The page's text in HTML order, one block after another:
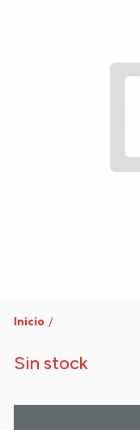
Inicio /
Sin stock